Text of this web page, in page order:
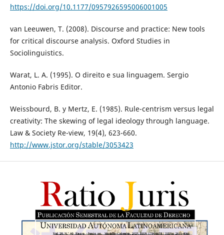
https://doi.org/10.1177/0957926595006001005
van Leeuwen, T. (2008). Discourse and practice: New tools
for critical discourse analysis. Oxford Studies in
Sociolinguistics.
Warat, L. A. (1995). O direito e sua linguagem. Sergio
Antonio Fabris Editor.
Weissbourd, B. y Mertz, E. (1985). Rule-centrism versus legal
creativity: The skewing of legal ideology through language.
Law & Society Re-view, 19(4), 623-660.
http://www.jstor.org/stable/3053423